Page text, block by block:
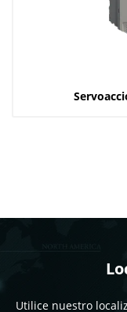
Utilice nuestro